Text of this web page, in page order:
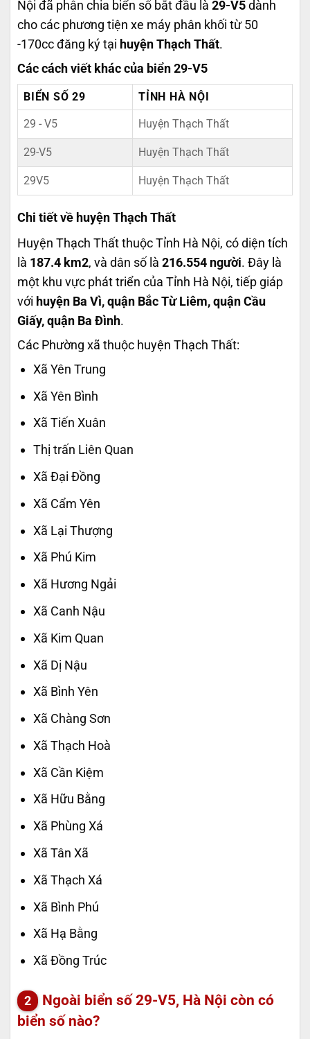
Nội đã phân chia biển số bắt đầu là 29-V5 dành
cho các phương tiện xe máy phân khối từ 50
-170cc đăng ký tại huyện Thạch Thất.
Các cách viết khác của biển 29-V5
BIỂN SỐ 29 TỈNH HÀ NỘI
29 - V5 Huyện Thạch Thất
29-V5 Huyện Thạch Thất
29V5 Huyện Thạch Thất
Chi tiết về huyện Thạch Thất
Huyện Thạch Thất thuộc Tỉnh Hà Nội, có diện tích
là 187.4 km2, và dân số là 216.554 người. Đây là
một khu vực phát triển của Tỉnh Hà Nội, tiếp giáp
với huyện Ba Vì, quận Bắc Từ Liêm, quận Cầu
Giấy, quận Ba Đình.
Các Phường xã thuộc huyện Thạch Thất:
Xã Yên Trung
Xã Yên Bình
Xã Tiến Xuân
Thị trấn Liên Quan
Xã Đại Đồng
Xã Cẩm Yên
Xã Lại Thượng
Xã Phú Kim
Xã Hương Ngải
Xã Canh Nậu
Xã Kim Quan
Xã Dị Nậu
Xã Bình Yên
Xã Chàng Sơn
Xã Thạch Hoà
Xã Cần Kiệm
Xã Hữu Bằng
Xã Phùng Xá
Xã Tân Xã
Xã Thạch Xá
Xã Bình Phú
Xã Hạ Bằng
Xã Đồng Trúc
Ngoài biển số 29-V5, Hà Nội còn có
biển số nào?